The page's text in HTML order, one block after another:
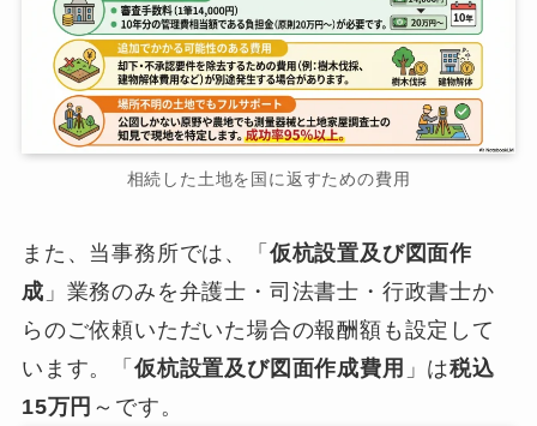
相続した土地を国に返すための費用
また、当事務所では、「 仮杭設置及び図面作
成 」業務のみを弁護士・司法書士・行政書士か
らのご依頼いただいた場合の報酬額も設定して
います。「 仮杭設置及び図面作成費用 」は税込
15万円 ～です。